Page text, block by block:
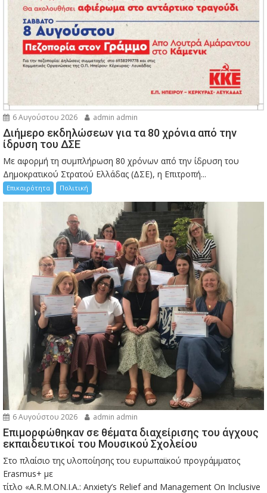
6 Αυγούστου 2026 admin admin
Διήμερο εκδηλώσεων για τα 80 χρόνια από την
ίδρυση του ΔΣΕ
Με αφορμή τη συμπλήρωση 80 χρόνων από την ίδρυση του
Δημοκρατικού Στρατού Ελλάδας (ΔΣΕ), η Επιτροπή...
Επικαιρότητα Πολιτική
6 Αυγούστου 2026 admin admin
Eπιμορφώθηκαν σε θέματα διαχείρισης του άγχους
εκπαιδευτικοί του Μουσικού Σχολείου
Στο πλαίσιο της υλοποίησης του ευρωπαϊκού προγράμματος
Erasmus+ με
τίτλο «A.R.M.ON.I.A.: Anxiety’s Relief and Management On Inclusive